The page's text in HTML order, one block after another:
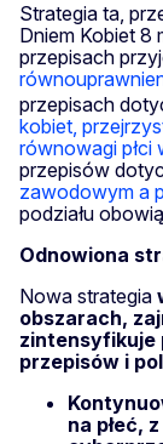
Strategia ta,
Dniem Kobiet 8
przepisach
przepisach
kobiet,
równowagi płci
przepisów
zawodowym a
podziału
Odnowiona
Nowa strategia
obszarach,
zintensyfikuje
przepisów i
na płeć,